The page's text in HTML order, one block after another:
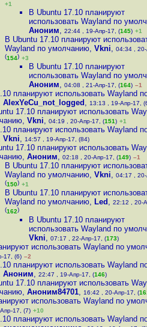
+1
В Ubuntu 17.10 планируют
использовать Wayland по
Аноним, 22:44 , 19-Апр-17, (145) +1
В Ubuntu 17.10 планируют
Wayland по умолчанию, Vkni, 04:34 ,
(154) +3
В Ubuntu 17.10 планируют
использовать Wayland по
Аноним, 04:08 , 21-Апр-17, (164) –1
планируют использовать Wayland
AlexYeCu_not_logged , 13:13 , 19-Апр-17,
17.10 планируют использовать
, Vkni, 04:19 , 20-Апр-17, (151) +1
планируют использовать Wayland
Vkni, 14:57 , 19-Апр-17, (84)
17.10 планируют использовать
, Аноним, 02:18 , 20-Апр-17, (149) –1
В Ubuntu 17.10 планируют
Wayland по умолчанию, Vkni, 04:17 ,
(150) +1
В Ubuntu 17.10 планируют
Wayland по умолчанию, Led , 22:12 , 20-
(162)
В Ubuntu 17.10 планируют
использовать Wayland по
Vkni, 07:17 , 22-Апр-17, (173)
использовать Wayland по
17, (6) –2
планируют использовать Wayland
Аноним, 22:47 , 19-Апр-17, (146)
17.10 планируют использовать
, Аноним84701, 16:42 , 20-Апр-17, (
использовать Wayland по
17, (7) +10
планируют использовать Wayland